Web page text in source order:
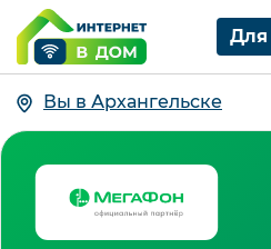
Для
Вы в Архангельске